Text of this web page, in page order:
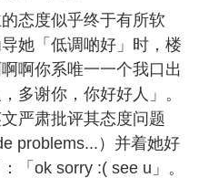
态度似乎终于有所软
她「低调啲好」时，楼
啊你系唯一一个我口出
多谢你，你好好人」。
严肃批评其态度问题
problems...）并着她好
「ok sorry :( see u」。